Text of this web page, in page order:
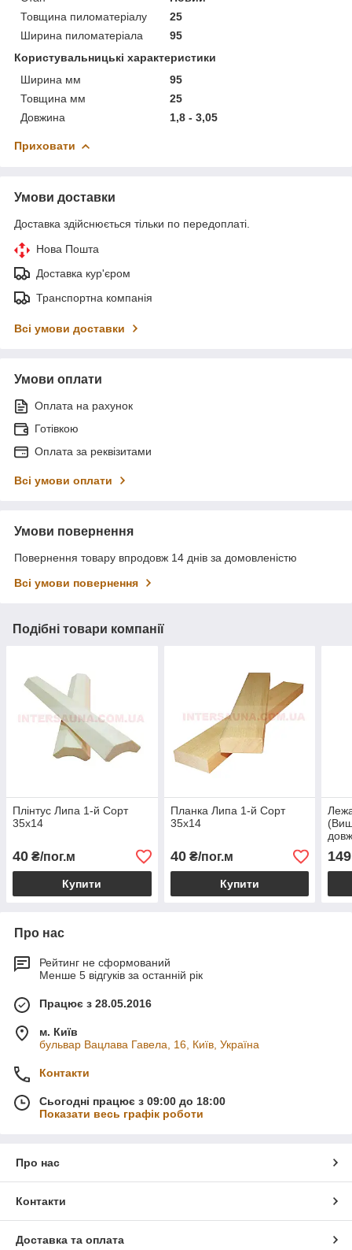
Товщина пиломатеріалу
25
Ширина пиломатеріала
95
Користувальницькі характеристики
Ширина мм
95
Товщина мм
25
Довжина
1,8 - 3,05
Приховати
Умови доставки
Доставка здійснюється тільки по передоплаті.
Нова Пошта
Доставка кур'єром
Транспортна компанія
Всі умови доставки
Умови оплати
Оплата на рахунок
Готівкою
Оплата за реквізитами
Всі умови оплати
Умови повернення
Повернення товару впродовж 14 днів за домовленістю
Всі умови повернення
Подібні товари компанії
Плінтус Липа 1-й Сорт
35х14
40 ₴/пог.м
Купити
Планка Липа 1-й Сорт
35х14
40₴/пог.м
Купити
149
Про нас
Рейтинг не сформований
Менше 5 відгуків за останній рік
Працює з 28.05.2016
м. Київ
бульвар Вацлава Гавела, 16, Київ, Україна
Контакти
Сьогодні працює з 09:00 до 18:00
Показати весь графік роботи
Про нас
Контакти
Доставка та оплата